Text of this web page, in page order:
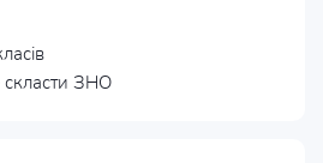
скласти ЗНО